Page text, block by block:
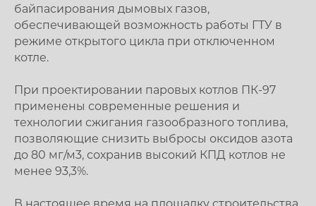
байпасирования дымовых газов,
обеспечивающей возможность работы ГТУ в
режиме открытого цикла при отключенном
котле.
При проектировании паровых котлов ПК-97
применены современные решения и
технологии сжигания газообразного топлива,
позволяющие снизить выбросы оксидов азота
до 80 мг/м3, сохранив высокий КПД котлов не
менее 93,3%.